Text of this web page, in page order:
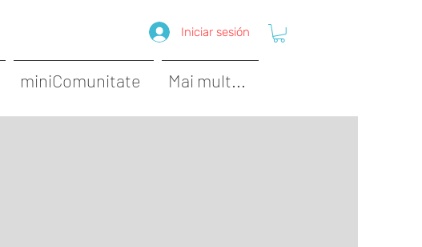
Iniciar sesión
miniComunitate Mai mult...